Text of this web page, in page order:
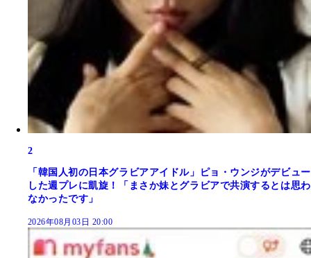
2
「韓国人初の日本グラビアアイドル」ピョ・ウンジがデビュー
した週プレに凱旋！「まさか妹とグラビアで共演するとは思わ
なかったです」
2026年08月03日 20:00